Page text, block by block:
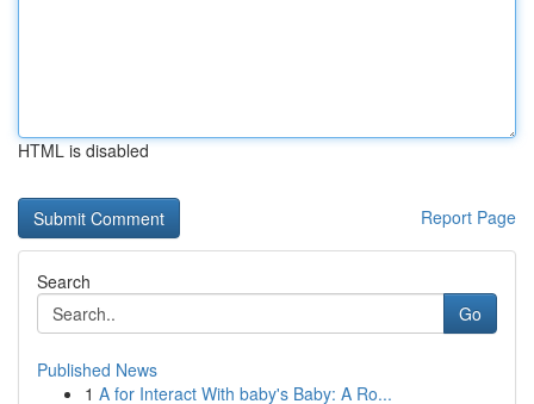
HTML is disabled
Report Page
Search
Go
Published News
1 A for Interact With baby's Baby: A Ro...